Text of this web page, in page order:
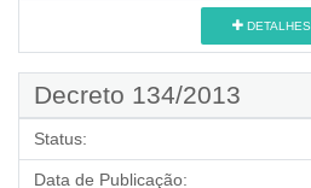
DETALHES
Decreto 134/2013
Status:
Data de Publicação: